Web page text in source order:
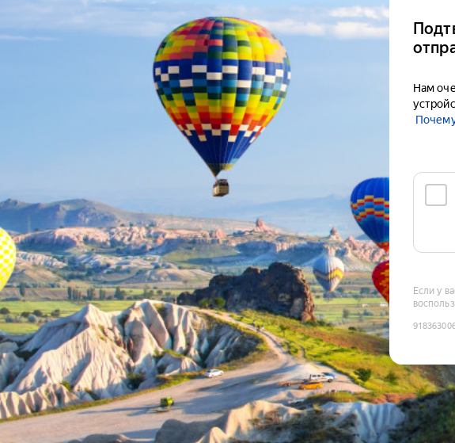
Нам
Если у